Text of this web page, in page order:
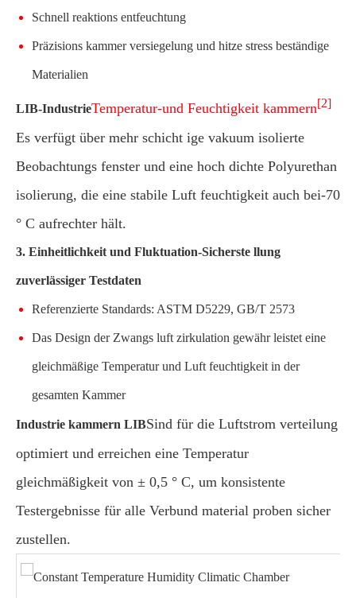
Schnell reaktions entfeuchtung
Präzisions kammer versiegelung und hitze stress beständige
Materialien
LIB-IndustrieTemperatur-und Feuchtigkeit kammern[2]
Es verfügt über mehr schicht ige vakuum isolierte
Beobachtungs fenster und eine hoch dichte Polyurethan
isolierung, die eine stabile Luft feuchtigkeit auch bei-70
° C aufrechter hält.
3. Einheitlichkeit und Fluktuation-Sicherste llung
zuverlässiger Testdaten
Referenzierte Standards: ASTM D5229, GB/T 2573
Das Design der Zwangs luft zirkulation gewähr leistet eine
gleichmäßige Temperatur und Luft feuchtigkeit in der
gesamten Kammer
Industrie kammern LIBSind für die Luftstrom verteilung
optimiert und erreichen eine Temperatur
gleichmäßigkeit von ± 0,5 ° C, um konsistente
Testergebnisse für alle Verbund material proben sicher
zustellen.